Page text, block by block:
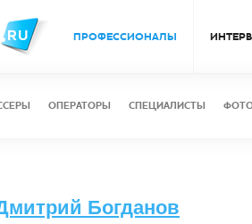
ПРОФЕССИОНАЛЫ
ОПЕРАТОРЫ СПЕЦИАЛИСТЫ
Богданов